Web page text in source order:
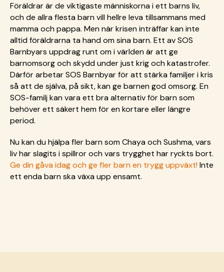
Föräldrar är de viktigaste människorna i ett barns liv,
och de allra flesta barn vill hellre leva tillsammans med
mamma och pappa. Men när krisen inträffar kan inte
alltid föräldrarna ta hand om sina barn. Ett av SOS
Barnbyars uppdrag runt om i världen är att ge
barnomsorg och skydd under just krig och katastrofer.
Därför arbetar SOS Barnbyar för att stärka familjer i kris
så att de själva, på sikt, kan ge barnen god omsorg. En
SOS-familj kan vara ett bra alternativ för barn som
behöver ett säkert hem för en kortare eller längre
period.
Nu kan du hjälpa fler barn som Chaya och Sushma, vars
liv har slagits i spillror och vars trygghet har ryckts bort.
Ge din gåva idag och ge fler barn en trygg uppväxt! Inte
ett enda barn ska växa upp ensamt.